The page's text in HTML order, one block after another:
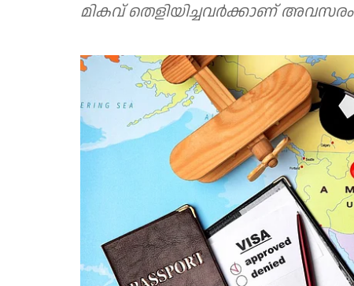
മികവ് തെളിയിച്ചവര്‍ക്കാണ് അവസരം